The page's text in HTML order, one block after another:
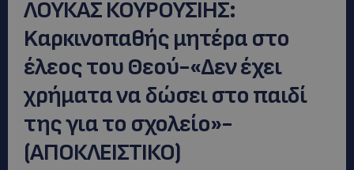
ΛΟΥΚΑΣ ΚΟΥΡΟΥΣΙΗΣ:
Kαρκινοπαθής μητέρα στο
έλεος του Θεού-«Δεν έχει
χρήματα να δώσει στο παιδί
της για το σχολείο»-
(ΑΠΟΚΛΕΙΣΤΙΚΟ)